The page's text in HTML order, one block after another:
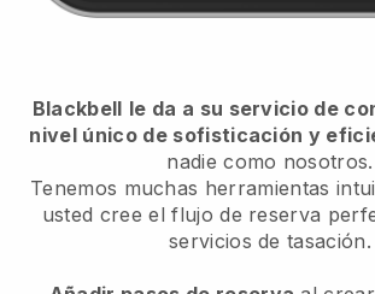
Blackbell le da a su servicio de
nivel único de sofisticación y
nadie como nosotros.
Tenemos muchas herramientas
usted cree el flujo de reserva
servicios de tasación.